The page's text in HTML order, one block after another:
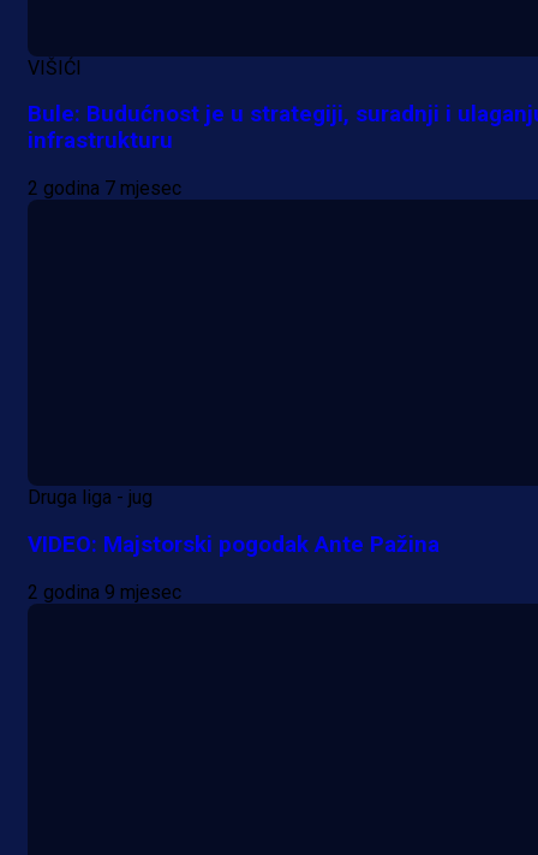
13 h 27 min
VIŠIĆI
Bule: Budućnost je u strategiji, suradnji i
infrastrukturu
2 godina 7 mjesec
Druga liga - jug
VIDEO: Majstorski pogodak Ante Pažina
2 godina 9 mjesec